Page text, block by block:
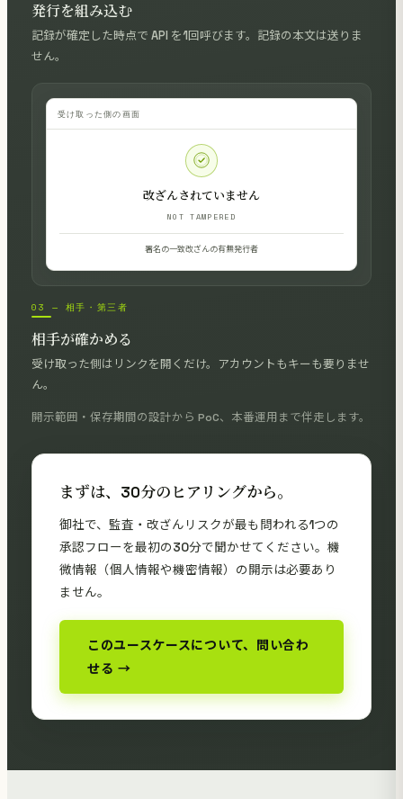
発行を組み込む
記録が確定した時点で API を1回呼びます。記録の本文は送りま
せん。
受け取った側の画面
改ざんされていません
NOT TAMPERED
署名の一致改ざんの有無発行者
03 — 相手・第三者
相手が確かめる
受け取った側はリンクを開くだけ。アカウントもキーも要りませ
ん。
開示範囲・保存期間の設計から PoC、本番運用まで伴走します。
まずは、30分のヒアリングから。
御社で、監査・改ざんリスクが最も問われる1つの
承認フローを最初の30分で聞かせてください。機
微情報（個人情報や機密情報）の開示は必要あり
ません。
このユースケースについて、問い合わ
せる →